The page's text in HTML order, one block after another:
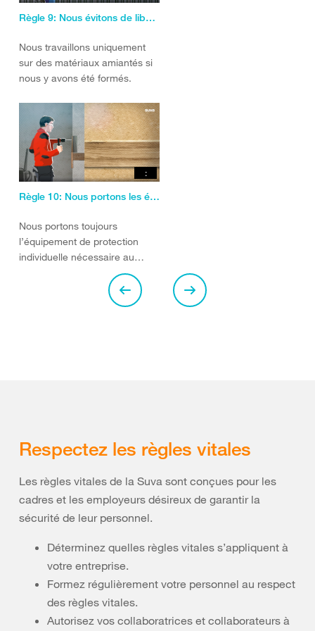
Règle 9: Nous évitons de libérer et d’inhaler de la poussière d’amiante.
Nous travaillons uniquement
sur des matériaux amiantés si
nous y avons été formés.
:
Règle 10: Nous portons les équipements de protection individuelle
Nous portons toujours
l’équipement de protection
individuelle nécessaire au
Respectez les règles vitales
Les règles vitales de la Suva sont conçues pour les
cadres et les employeurs désireux de garantir la
sécurité de leur personnel.
Déterminez quelles règles vitales s’appliquent à
votre entreprise.
Formez régulièrement votre personnel au respect
des règles vitales.
Autorisez vos collaboratrices et collaborateurs à